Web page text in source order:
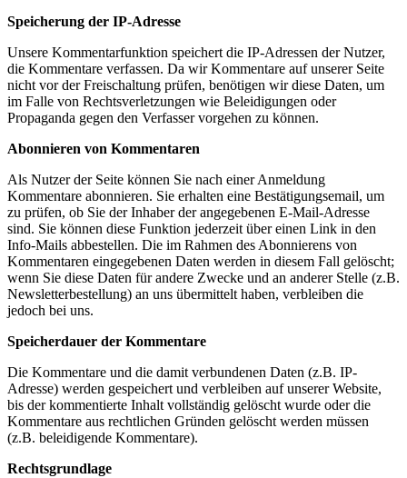
Speicherung der IP-Adresse
Unsere Kommentarfunktion speichert die IP-Adressen der Nutzer,
die Kommentare verfassen. Da wir Kommentare auf unserer Seite
nicht vor der Freischaltung prüfen, benötigen wir diese Daten, um
im Falle von Rechtsverletzungen wie Beleidigungen oder
Propaganda gegen den Verfasser vorgehen zu können.
Abonnieren von Kommentaren
Als Nutzer der Seite können Sie nach einer Anmeldung
Kommentare abonnieren. Sie erhalten eine Bestätigungsemail, um
zu prüfen, ob Sie der Inhaber der angegebenen E-Mail-Adresse
sind. Sie können diese Funktion jederzeit über einen Link in den
Info-Mails abbestellen. Die im Rahmen des Abonnierens von
Kommentaren eingegebenen Daten werden in diesem Fall gelöscht;
wenn Sie diese Daten für andere Zwecke und an anderer Stelle (z.B.
Newsletterbestellung) an uns übermittelt haben, verbleiben die
jedoch bei uns.
Speicherdauer der Kommentare
Die Kommentare und die damit verbundenen Daten (z.B. IP-
Adresse) werden gespeichert und verbleiben auf unserer Website,
bis der kommentierte Inhalt vollständig gelöscht wurde oder die
Kommentare aus rechtlichen Gründen gelöscht werden müssen
(z.B. beleidigende Kommentare).
Rechtsgrundlage